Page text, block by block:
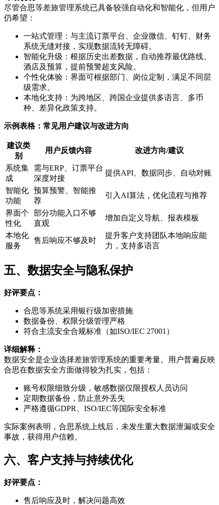
尽管合思等差旅管理系统已具备较强自动化和智能化，但用户
仍希望：
一站式管理：与主流订票平台、企业微信、钉钉、财务
系统无缝对接，实现数据流转无障碍。
智能化升级：根据历史出差数据，自动推荐最优路线、
酒店及预算，提前预警超支风险。
个性化体验：界面可根据部门、岗位定制，满足不同层
级需求。
本地化支持：为跨地区、跨国企业提供多语言、多币
种、差异化政策支持。
示例表格：常见用户建议与改进方向
建议类
别
用户反馈内容 改进方向/建议
系统集
成
需与ERP、订票平台
深度对接
提供API、数据同步、自动对账
智能化
功能
预算预警、智能推
荐
引入AI算法，优化流程与推荐
界面个
性化
部分功能入口不够
直观
增加自定义导航、报表模板
本地化
服务
售后响应不够及时
提升客户支持团队本地响应能
力，支持多语言
五、数据安全与隐私保护
好评要点：
合思等系统采用银行级加密措施
数据备份、权限分级管理严格
符合主流安全合规标准（如ISO/IEC 27001）
详细解释：
数据安全是企业选择差旅管理系统的重要考量。用户普遍反映
合思在数据安全方面做得较为扎实，包括：
账号权限细致分级，敏感数据仅限授权人员访问
定期数据备份，防止意外丢失
严格遵循GDPR、ISO/IEC等国际安全标准
实际案例表明，合思系统上线后，未发生重大数据泄漏或安全
事故，获得用户信赖。
六、客户支持与持续优化
好评要点：
售后响应及时，解决问题高效